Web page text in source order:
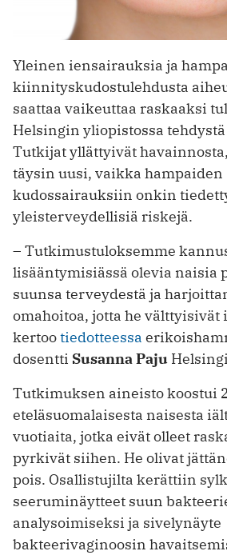
Yleinen iensairauksia ja
kiinnityskudostulehdusta
saattaa vaikeuttaa raskaaksi
Helsingin yliopistossa tehdystä
Tutkijat yllättyivät
täysin uusi, vaikka hampaiden
kudossairauksiin onkin
yleisterveydellisiä riskejä.
– Tutkimustuloksemme
lisääntymisiässä olevia naisia
suunsa terveydestä ja
omahoitoa, jotta he
kertootiedotteessa
dosentti Susanna Paju
Tutkimuksen aineisto koostui
eteläsuomalaisesta naisesta
vuotiaita, jotka eivät olleet
pyrkivät siihen. He olivat
pois. Osallistujilta kerättiin
seeruminäytteet suun
analysoimiseksi ja sivelynäyte
bakteerivaginoosin